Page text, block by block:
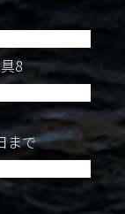
8
まで